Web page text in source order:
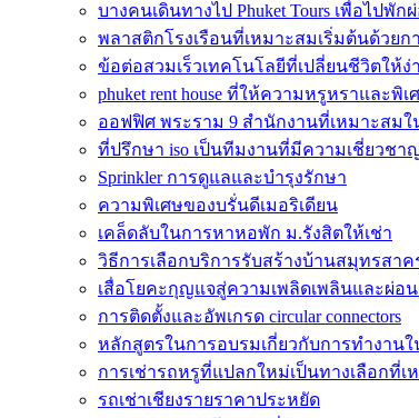
บางคนเดินทางไป Phuket Tours เพื่อไปพั
พลาสติกโรงเรือนที่เหมาะสมเริ่มต้นด้วยก
ข้อต่อสวมเร็วเทคโนโลยีที่เปลี่ยนชีวิตให้ง่
phuket rent house ที่ให้ความหรูหราและพิ
ออฟฟิศ พระราม 9 สำนักงานที่เหมาะสม
ที่ปรึกษา iso เป็นทีมงานที่มีความเชี่ยวชา
Sprinkler การดูแลและบำรุงรักษา
ความพิเศษของบรั่นดีเมอริเดียน
เคล็ดลับในการหาหอพัก ม.รังสิตให้เช่า
วิธีการเลือกบริการรับสร้างบ้านสมุทรสาค
เสื่อโยคะกุญแจสู่ความเพลิดเพลินและผ่อ
การติดตั้งและอัพเกรด circular connectors
หลักสูตรในการอบรมเกี่ยวกับการทำงาน
การเช่ารถหรูที่แปลกใหม่เป็นทางเลือกที่
รถเช่าเชียงรายราคาประหยัด